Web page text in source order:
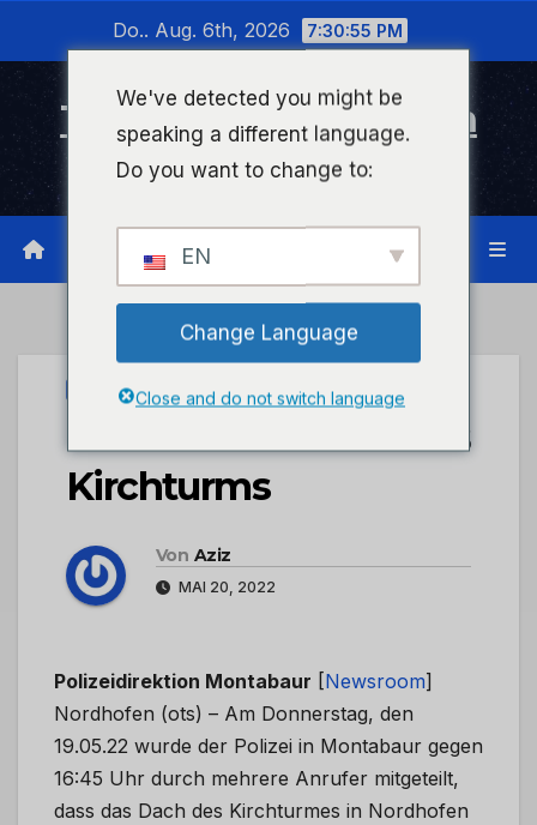
wechseln
Do.. Aug. 6th, 2026 7:30:55 PM
Timeline Bad Kreuznach
Infonetzwerk für Bad Kreuznach
UNCATEGORIZED
POL-PDMT: Brand des
Kirchturms
Von Aziz
MAI 20, 2022
Polizeidirektion Montabaur [Newsroom]
Nordhofen (ots) – Am Donnerstag, den
19.05.22 wurde der Polizei in Montabaur gegen
16:45 Uhr durch mehrere Anrufer mitgeteilt,
dass das Dach des Kirchturmes in Nordhofen
We've detected you might be
speaking a different language.
Do you want to change to:
EN
Change Language
Close and do not switch language